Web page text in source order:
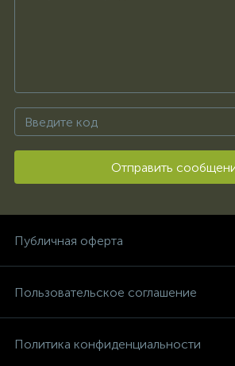
Отправить
Публичная оферта
Пользовательское соглашение
Политика конфиденциальности